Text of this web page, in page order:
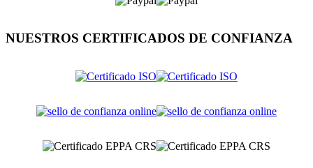
NUESTROS CERTIFICADOS DE CONFIANZA